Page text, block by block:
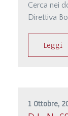
Cerca nei
Direttiva
Leggi
1 Ottobre,